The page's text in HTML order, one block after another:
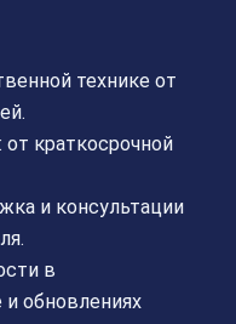
технике от
краткосрочной
и консультации
в
обновлениях